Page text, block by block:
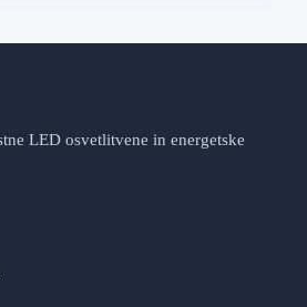
LED osvetlitvene in energetske